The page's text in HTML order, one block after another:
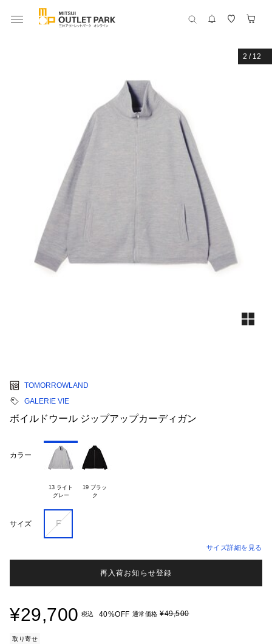
2 / 12
TOMORROWLAND
GALERIE VIE
ボイルドウール ジップアップカーディガン
カラー
13 ライト
グレー
19 ブラッ
サイズ F
サイズ詳細を見る
再入荷お知らせ登録
¥29,700 税込 40%OFF 通常価格 ¥49,500
取り寄せ